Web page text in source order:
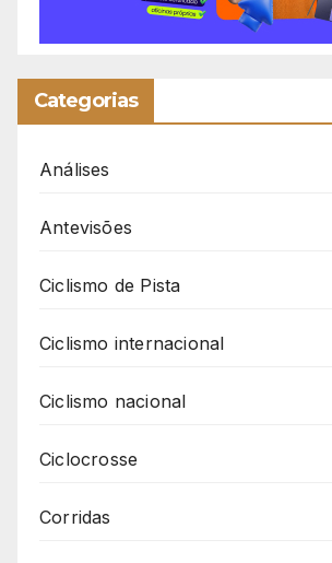
Categorias
Análises
Antevisões
Ciclismo de Pista
Ciclismo internacional
Ciclismo nacional
Ciclocrosse
Corridas